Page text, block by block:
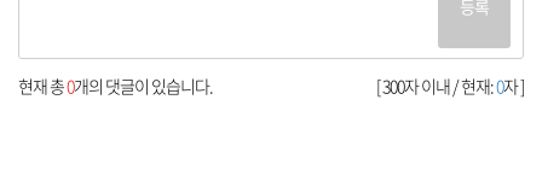
등록
[ 300자 이내 / 현재:0자 ]
현재 총0개의 댓글이 있습니다.